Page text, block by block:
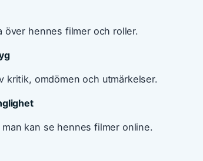
över hennes filmer och roller.
kritik, omdömen och utmärkelser.
kan se hennes filmer online.